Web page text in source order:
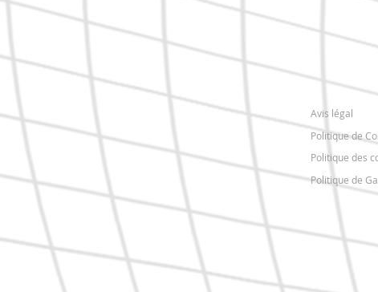
Avis légal
Politique de
Politique des
Politique de